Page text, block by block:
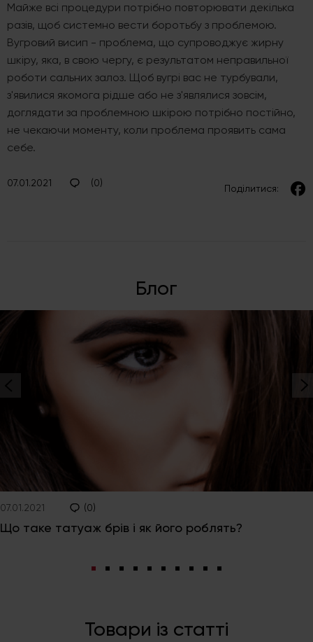
Майже всі процедури потрібно повторювати декілька
разів, щоб системно вести боротьбу з проблемою.
Вугровий висип - проблема, що супроводжує жирну
шкіру, яка, в свою чергу, є результатом неправильної
роботи сальних залоз. Щоб вугрі вас не турбували,
з'явилися якомога рідше або не з'являлися зовсім,
доглядати за проблемною шкірою потрібно постійно,
не чекаючи моменту, коли проблема проявить сама
себе.
07.01.2021 (0) Поділитися:
Блог
07.01.2021 (0)
Що таке татуаж брів і як його роблять?
Товари із статті